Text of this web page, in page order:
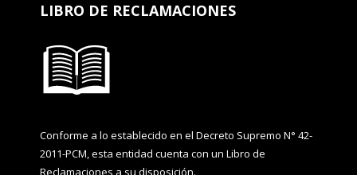
LIBRO DE RECLAMACIONES
Conforme a lo establecido en el Decreto Supremo N° 42-
2011-PCM, esta entidad cuenta con un Libro de
Reclamaciones a su disposición.